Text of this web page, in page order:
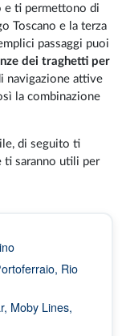
ti permettono di
Toscano e la terza
passaggi puoi
dei traghetti per
navigazione attive
la combinazione
di seguito ti
ti saranno utili per
Rio
Moby Lines,